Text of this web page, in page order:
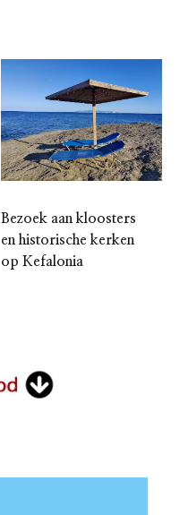
Bezoek aan kloosters
en historische kerken
op Kefalonia